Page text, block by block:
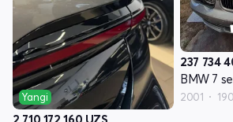
Yangi
237 734
2001